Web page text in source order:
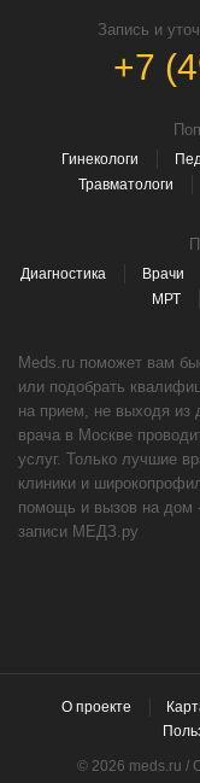
Запись и
+7
Гинекологи
Травматологи
Диагностика Врачи
МРТ
Meds.ru поможет вам
или подобрать
на прием, не выходя из
врача в Москве
услуг. Только лучшие
клиники и
помощь и вызов на дом
записи МЕДЗ.ру
О проекте
© 2026 meds.ru